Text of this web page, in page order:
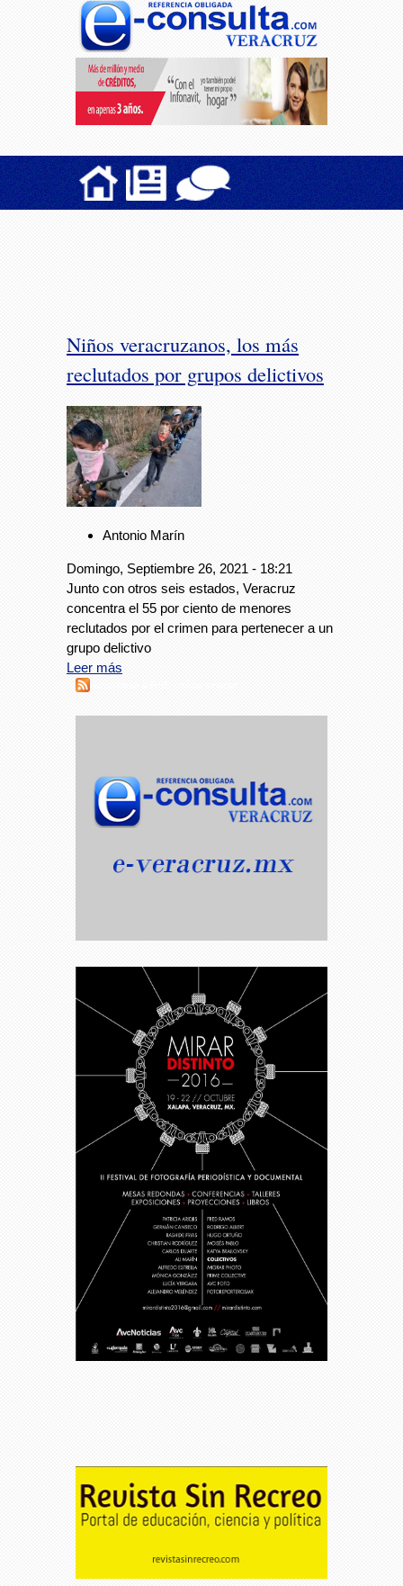
Niños veracruzanos, los más
reclutados por grupos delictivos
Antonio Marín
Domingo, Septiembre 26, 2021 - 18:21
Junto con otros seis estados, Veracruz
concentra el 55 por ciento de menores
reclutados por el crimen para pertenecer a un
grupo delictivo
Leer más